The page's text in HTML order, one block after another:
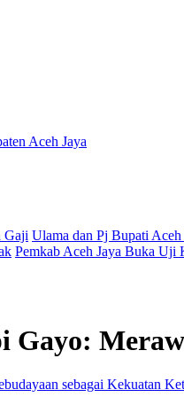
Aceh Jaya
Gaji Ulama dan Pj Bupati
Pemkab Aceh Jaya Buka Uji
Gayo: